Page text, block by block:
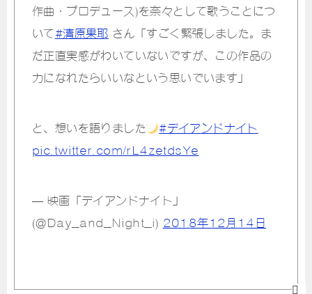
作曲・プロデュース)を奈々として歌うことにつ
いて#清原果耶 さん「すごく緊張しました。ま
だ正直実感がわいていないですが、この作品の
力になれたらいいなという思いでいます」
と、想いを語りました
#デイアンドナイト
pic.twitter.com/rL4zetdsYe
— 映画「デイアンドナイト」
(@Day_and_Night_i) 2018年12月14日